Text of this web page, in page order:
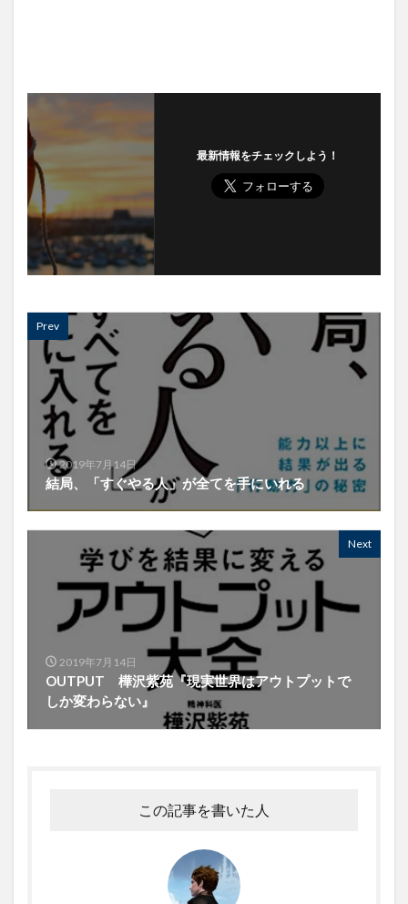
最新情報をチェックしよう！
Prev
2019年7月14日
結局、「すぐやる人」が全てを手にいれる
Next
2019年7月14日
OUTPUT 樺沢紫苑『現実世界はアウトプットで
しか変わらない』
この記事を書いた人